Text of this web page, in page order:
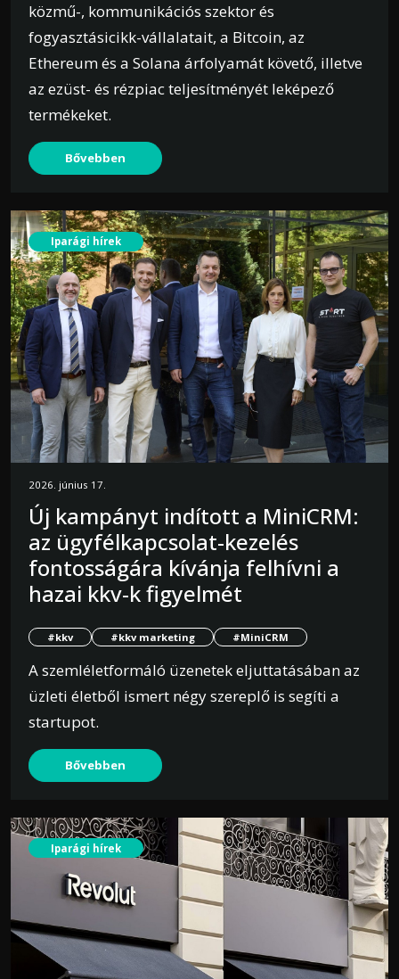
közmű-, kommunikációs szektor és
fogyasztásicikk-vállalatait, a Bitcoin, az
Ethereum és a Solana árfolyamát követő, illetve
az ezüst- és rézpiac teljesítményét leképező
termékeket.
Bővebben
Iparági hírek
2026. június 17.
Új kampányt indított a MiniCRM:
az ügyfélkapcsolat-kezelés
fontosságára kívánja felhívni a
hazai kkv-k figyelmét
#kkv #kkv marketing #MiniCRM
A szemléletformáló üzenetek eljuttatásában az
üzleti életből ismert négy szereplő is segíti a
startupot.
Bővebben
Iparági hírek